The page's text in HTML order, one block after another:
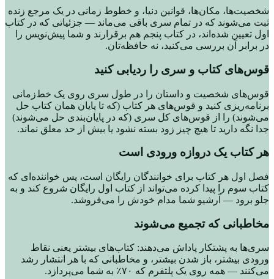
شخصیت‌ها، مکان‌ها، قوانین دنیا، و خطوط زمانی در یک مرجع زنده
ثبت می‌شوند که در تمام سری باقی می‌ماند — جزئیاتی که در کتاب
اول تعیین شده‌اند، در کتاب پنجم هم برقرارند و شما پیش‌نویس را
در برابر آن بررسی می‌کنید، نه حافظه‌تان.
قوس‌های کتاب و سری را ردیابی کنید
قوس‌های شخصیت و داستان را در طول سری روی یک خط‌زمانی
برنامه‌ریزی کنید و قوس‌های هر کتاب (که تا پایان همان کتاب حل
می‌شوند) را از قوس‌های کل سری (که در پایان‌بندی حل می‌شوند)
جدا نگه دارید تا هیچ چیز زود بسته نشود یا بیش از حد معلق نماند.
هر کتاب یک دروازه ورودی است
فصل اول هر کتاب برای خوانندگان رایگان است، پس خواننده‌ای که
کتاب سوم را پیدا کرده می‌تواند از کتاب اول رایگان شروع کند و به
جلو برود — آرشیو شما مدام خودش را می‌فروشد.
مخاطبانی که تجمیع می‌شوند
سری‌ها به پشتکار پاداش می‌دهند: کتاب‌های بیشتر یعنی نقاط
ورودی بیشتر، باز شدن بیشتر، و مخاطبانی که با هر انتشار رشد
می‌کنند — همه روی یک پلتفرم که ۷۰٪ به شما می‌پردازد.